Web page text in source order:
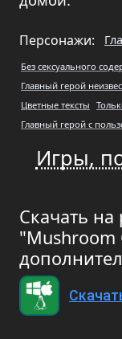
Персонажи:
Без сексуального
Главный герой
Цветные тексты
Главный герой с
Игры,
Скачать на
"Mushroom